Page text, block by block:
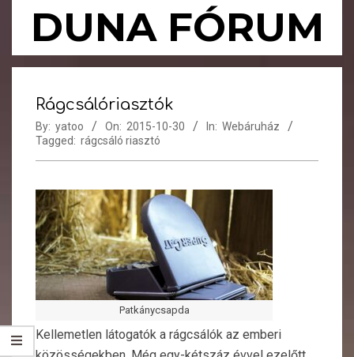
DUNA FÓRUM
Primary
MenuRágcsálóriasztók
By: yatoo On: 2015-10-30 In: Webáruház
Tagged: rágcsáló riasztó
Patkánycsapda
Kellemetlen látogatók a rágcsálók az emberi